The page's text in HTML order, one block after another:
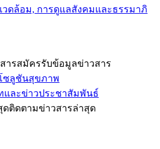
วดล้อม, การดูแลสังคมและธรรมาภิ
ารสมัครรับข้อมูลข่าวสาร
ซลูชันสุขภาพ
และข่าวประชาสัมพันธ์
ดติดตามข่าวสารล่าสุด